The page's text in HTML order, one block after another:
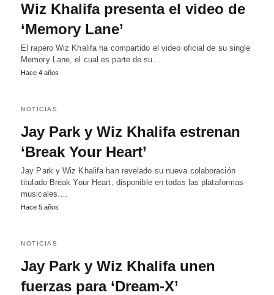
Wiz Khalifa presenta el video de
‘Memory Lane’
El rapero Wiz Khalifa ha compartido el video oficial de su single
Memory Lane, el cual es parte de su…
Hace 4 años
NOTICIAS
Jay Park y Wiz Khalifa estrenan
‘Break Your Heart’
Jay Park y Wiz Khalifa han revelado su nueva colaboración
titulado Break Your Heart, disponible en todas las plataformas
musicales.…
Hace 5 años
NOTICIAS
Jay Park y Wiz Khalifa unen
fuerzas para ‘Dream-X’